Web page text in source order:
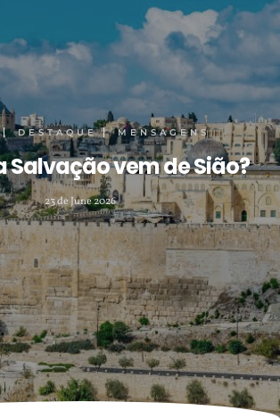
DESTAQUE MENSAGENS
Salvação vem de Sião?
23 de June 2026